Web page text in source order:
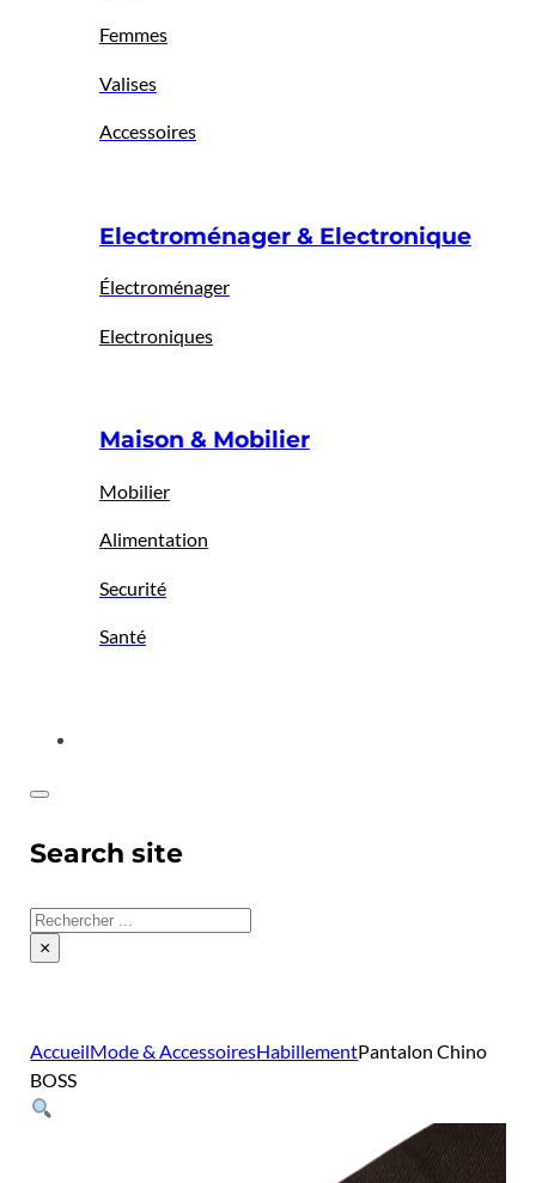
Femmes
Valises
Accessoires
Electroménager & Electronique
Électroménager
Electroniques
Maison & Mobilier
Mobilier
Alimentation
Securité
Santé
Search site
Rechercher
×
AccueilMode & AccessoiresHabillementPantalon Chino
BOSS